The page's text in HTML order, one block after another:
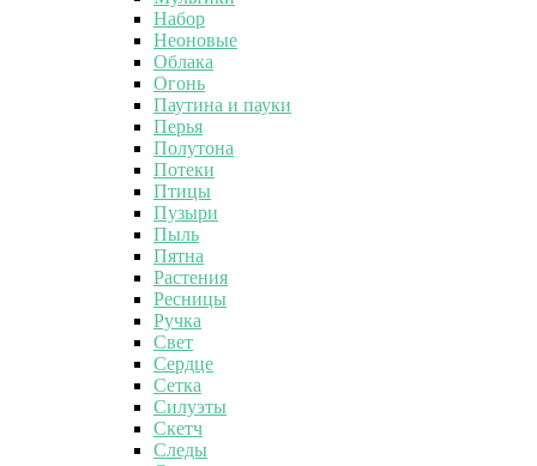
Набор
Неоновые
Облака
Огонь
Паутина и пауки
Перья
Полутона
Потеки
Птицы
Пузыри
Пыль
Пятна
Растения
Ресницы
Ручка
Свет
Сердце
Сетка
Силуэты
Скетч
Следы